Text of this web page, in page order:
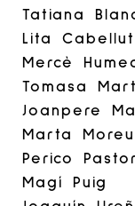
Tatiana
Lita Cabellut
Mercè
Tomasa
Joanpere
Marta Moreu
Perico Pastor
Magí Puig